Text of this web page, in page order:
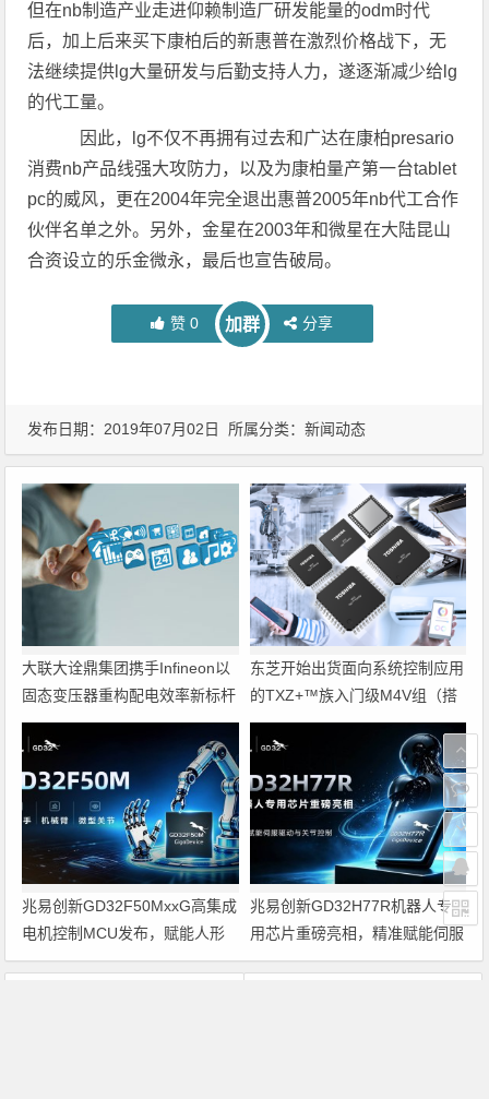
但在nb制造产业走进仰赖制造厂研发能量的odm时代
后，加上后来买下康柏后的新惠普在激烈价格战下，无
法继续提供lg大量研发与后勤支持人力，遂逐渐减少给lg
的代工量。
因此，lg不仅不再拥有过去和广达在康柏presario
消费nb产品线强大攻防力，以及为康柏量产第一台tablet
pc的威风，更在2004年完全退出惠普2005年nb代工合作
伙伴名单之外。另外，金星在2003年和微星在大陆昆山
合资设立的乐金微永，最后也宣告破局。
赞 0 加群 分享
发布日期：2019年07月02日 所属分类：新闻动态
大联大诠鼎集团携手Infineon以
固态变压器重构配电效率新标杆
东芝开始出货面向系统控制应用
的TXZ+™族入门级M4V组（搭
载Arm Cortex‑M4内核的标准微
控制器）工程样品
兆易创新GD32F50MxxG高集成
电机控制MCU发布，赋能人形
机器人关节驱动革新
兆易创新GD32H77R机器人专
用芯片重磅亮相，精准赋能伺服
驱动与关节控制